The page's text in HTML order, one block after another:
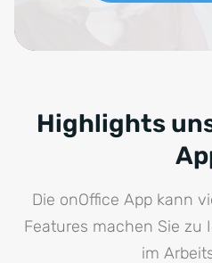
Highlights
Die onOffice App kann
Features machen Sie zu
im